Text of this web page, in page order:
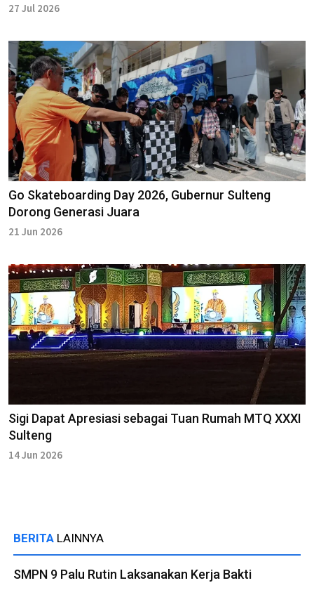
27 Jul 2026
Go Skateboarding Day 2026, Gubernur Sulteng
Dorong Generasi Juara
21 Jun 2026
Sigi Dapat Apresiasi sebagai Tuan Rumah MTQ XXXI
Sulteng
14 Jun 2026
BERITA LAINNYA
SMPN 9 Palu Rutin Laksanakan Kerja Bakti